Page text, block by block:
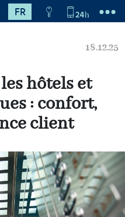
FR
18.12.25
hôtels et
: confort,
client